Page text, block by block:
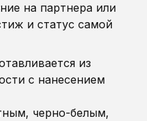
на партнера или
и статус самой
из
с нанесением
черно-белым,